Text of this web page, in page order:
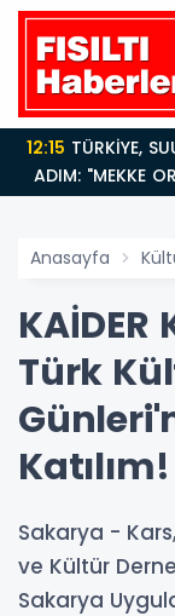
12:15
ADIM: "MEKKE
Anasayfa
KAİDER
Türk
Katılım!
Sakarya -
ve Kültür
Sakarya